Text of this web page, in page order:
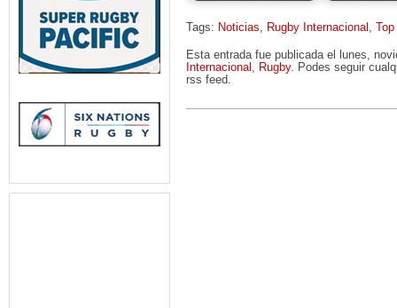
Tags: Noticias, Rugby Internacional ,
Esta entrada fue publicada el lunes,
Internacional , Rugby. Podes seguir
rss feed.